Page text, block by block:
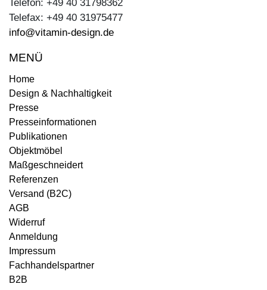
Telefon: +49 40 31798362
Telefax: +49 40 31975477
info@vitamin-design.de
MENÜ
Home
Design & Nachhaltigkeit
Presse
Presseinformationen
Publikationen
Objektmöbel
Maßgeschneidert
Referenzen
Versand (B2C)
AGB
Widerruf
Anmeldung
Impressum
Fachhandelspartner
B2B